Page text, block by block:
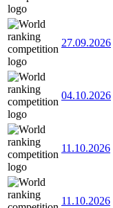
27.09.2026
04.10.2026
11.10.2026
11.10.2026